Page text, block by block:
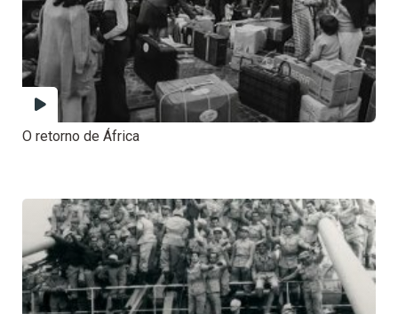
O retorno de África